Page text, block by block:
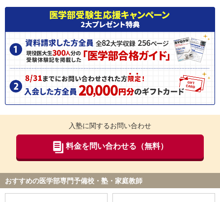
入塾に関するお問い合わせ
料金を問い合わせる（無料）
おすすめの医学部専門予備校・塾・家庭教師